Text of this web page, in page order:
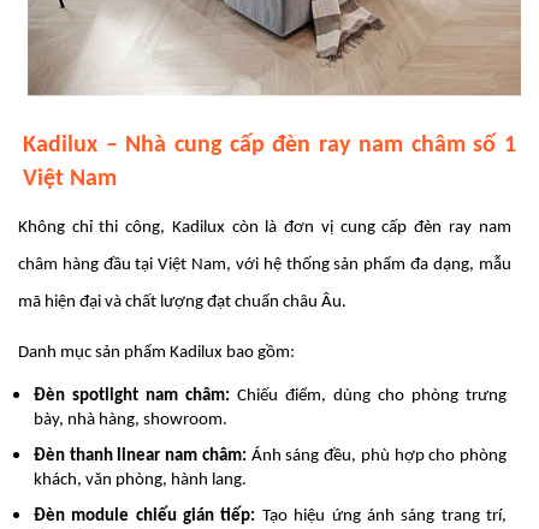
Kadilux – Nhà cung cấp đèn ray nam châm số 1
Việt Nam
Không chỉ thi công, Kadilux còn là đơn vị cung cấp đèn ray nam
châm hàng đầu tại Việt Nam, với hệ thống sản phẩm đa dạng, mẫu
mã hiện đại và chất lượng đạt chuẩn châu Âu.
Danh mục sản phẩm Kadilux bao gồm:
Đèn spotlight nam châm: Chiếu điểm, dùng cho phòng trưng
bày, nhà hàng, showroom.
Đèn thanh linear nam châm: Ánh sáng đều, phù hợp cho phòng
khách, văn phòng, hành lang.
Đèn module chiếu gián tiếp: Tạo hiệu ứng ánh sáng trang trí,